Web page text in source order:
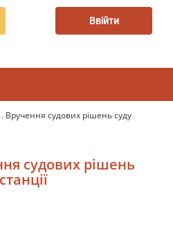
Ввійти
Вручення судових рішень суду
судових рішень